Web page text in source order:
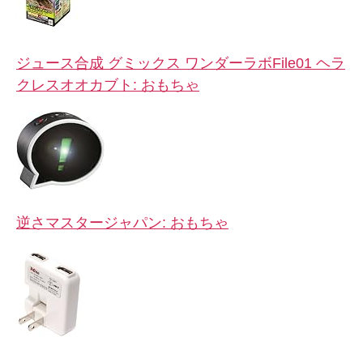
ジュース合成 グミックス ワンダーラボFile01 ヘラ
クレスオオカブト: おもちゃ
逆さマスタージャパン: おもちゃ